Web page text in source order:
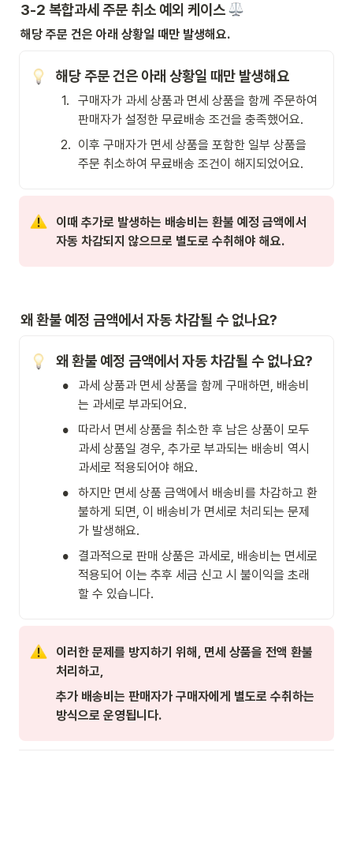
3-2 복합과세 주문 취소 예외 케이스
해당 주문 건은 아래 상황일 때만 발생해요.
해당 주문 건은 아래 상황일 때만 발생해요
1.
구매자가 과세 상품과 면세 상품을 함께 주문하여
판매자가 설정한 무료배송 조건을 충족했어요.
2. 이후 구매자가 면세 상품을 포함한 일부 상품을
주문 취소하여 무료배송 조건이 해지되었어요.
이때 추가로 발생하는 배송비는 환불 예정 금액에서
자동 차감되지 않으므로 별도로 수취해야 해요.
왜 환불 예정 금액에서 자동 차감될 수 없나요?
왜 환불 예정 금액에서 자동 차감될 수 없나요?
•
과세 상품과 면세 상품을 함께 구매하면, 배송비
는 과세로 부과되어요.
•
따라서 면세 상품을 취소한 후 남은 상품이 모두
과세 상품일 경우, 추가로 부과되는 배송비 역시
과세로 적용되어야 해요.
•
하지만 면세 상품 금액에서 배송비를 차감하고 환
불하게 되면, 이 배송비가 면세로 처리되는 문제
가 발생해요.
•
결과적으로 판매 상품은 과세로, 배송비는 면세로
적용되어 이는 추후 세금 신고 시 불이익을 초래
할 수 있습니다.
이러한 문제를 방지하기 위해, 면세 상품을 전액 환불
처리하고,
추가 배송비는 판매자가 구매자에게 별도로 수취하는
방식으로 운영됩니다.